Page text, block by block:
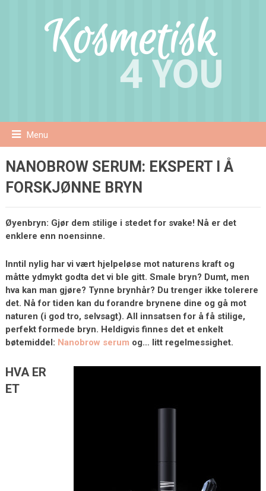
Menu
NANOBROW SERUM: EKSPERT I Å
FORSKJØNNE BRYN
Øyenbryn: Gjør dem stilige i stedet for svake! Nå er det
enklere enn noensinne.
Inntil nylig har vi vært hjelpeløse mot naturens kraft og
måtte ydmykt godta det vi ble gitt. Smale bryn? Dumt, men
hva kan man gjøre? Tynne brynhår? Du trenger ikke tolerere
det. Nå for tiden kan du forandre brynene dine og gå mot
naturen (i god tro, selvsagt). All innsatsen for å få stilige,
perfekt formede bryn. Heldigvis finnes det et enkelt
bøtemiddel: Nanobrow serum og… litt regelmessighet.
HVA ER
ET